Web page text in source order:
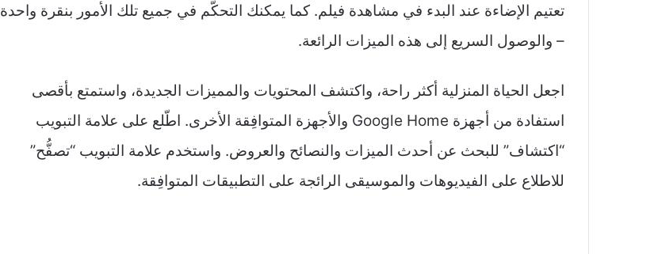
تعتيم الإضاءة عند البدء في مشاهدة فيلم. كما يمكنك التحكُّم في جميع تلك الأمور بنقرة واحدة
– والوصول السريع إلى هذه الميزات الرائعة.
اجعل الحياة المنزلية أكثر راحة، واكتشف المحتويات والمميزات الجديدة، واستمتع بأقصى
استفادة من أجهزة Google Home والأجهزة المتوافِقة الأخرى. اطّلع على علامة التبويب
“اكتشاف” للبحث عن أحدث الميزات والنصائح والعروض. واستخدم علامة التبويب “تصفُّح”
للاطلاع على الفيديوهات والموسيقى الرائجة على التطبيقات المتوافِقة.